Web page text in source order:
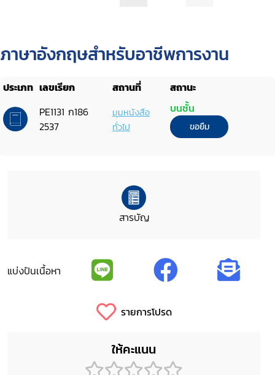
ภาษาอังกฤษสำหรับอาชีพการงาน
ประเภท เลขเรียก สถานที่
สถานะ
PE1131 ก186
2537
มุมหนังสือ
ทั่วไป
บนชั้น
ขอยืม
สารบัญ
แบ่งปันเนื้อหา
รายการโปรด
ให้คะแนน